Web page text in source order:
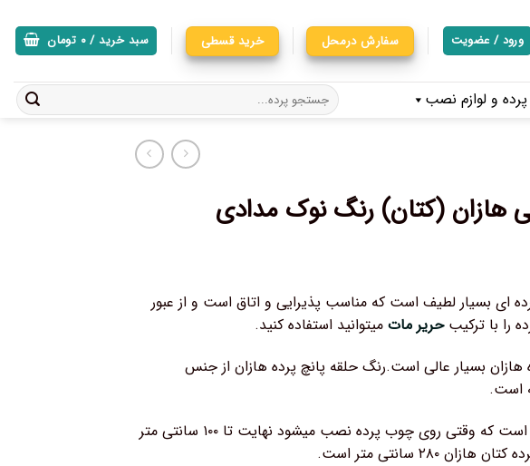
ورود / عضویت سفارش درمحل خرید قسطی سبد خرید / ۰ تومان
و لوازم نصب
هازان (کتان) رنگ نوک مدادی
ای بسیار لطیف است که مناسب پذیرایی و اتاق است و از عبور
را با ترکیبحریر مات میتوانید استفاده کنید.
بسیار عالی است.رنگ حلقه پانچ پرده هازان از جنس
است.
عرض پرده ۱۴۰ سانتی متر است که وقتی روی چوب پرده نصب میشود نهایت تا ۱۰۰ سانتی متر
۲۸۰ سانتی متر است.